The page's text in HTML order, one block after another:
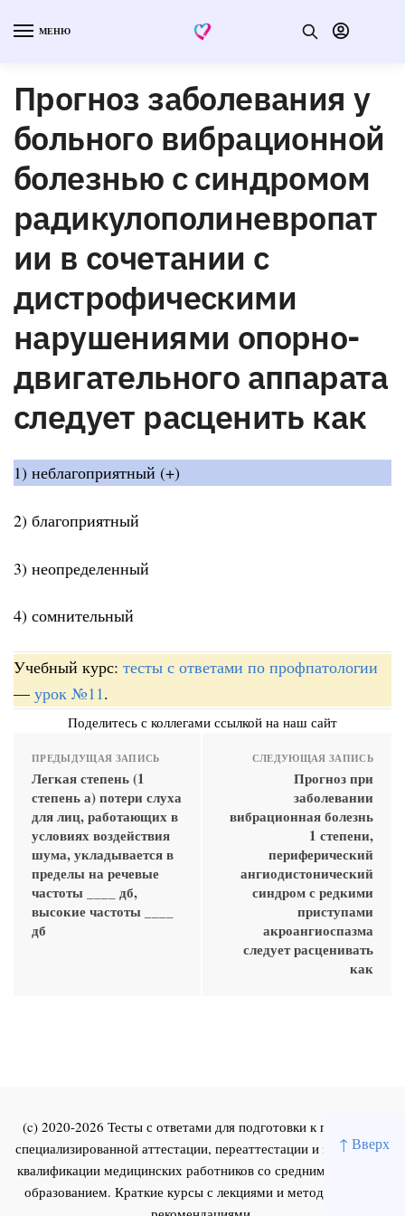
↑ Вверх
МЕНЮ
Прогноз заболевания у
больного вибрационной
болезнью с синдромом
радикулополиневропат
ии в сочетании с
дистрофическими
нарушениями опорно-
двигательного аппарата
следует расценить как
1) неблагоприятный (+)
2) благоприятный
3) неопределенный
4) сомнительный
Учебный курс: тесты с ответами по профпатологии
— урок №11.
Поделитесь с коллегами ссылкой на наш сайт
ПРЕДЫДУЩАЯ ЗАПИСЬ
Легкая степень (1
степень а) потери слуха
для лиц, работающих в
условиях воздействия
шума, укладывается в
пределы на речевые
частоты ____ дб,
высокие частоты ____
дб
СЛЕДУЮЩАЯ ЗАПИСЬ
Прогноз при
заболевании
вибрационная болезнь
1 степени,
периферический
ангиодистонический
синдром с редкими
приступами
акроангиоспазма
следует расценивать
как
(c) 2020-2026 Тесты с ответами для подготовки к первичной
специализированной аттестации, переаттестации и повышения
квалификации медицинских работников со средним и высшим
образованием. Краткие курсы с лекциями и методическими